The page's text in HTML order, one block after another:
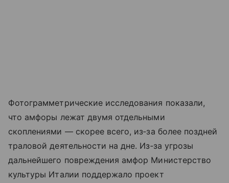
Фотограмметрические исследования показали,
что амфоры лежат двумя отдельными
скоплениями — скорее всего, из‑за более поздней
траловой деятельности на дне. Из‑за угрозы
дальнейшего повреждения амфор Министерство
культуры Италии поддержало проект